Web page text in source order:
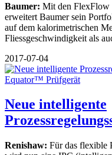
Baumer: Mit den FlexFlow
erweitert Baumer sein
auf dem kalorimetrischen
Fliessgeschwindigkeit als
2017-07-04
Neue intelligente
Renishaw: Für das flexible